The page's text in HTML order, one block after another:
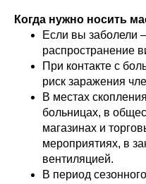
Когда нужно носить
Если вы заболели
распространение
При контакте с
риск заражения
В местах
больницах, в
магазинах и
мероприятиях, в
вентиляцией.
В период